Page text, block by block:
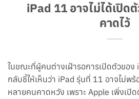
iPad 11 อาจไม่ได้เปิด
คาดไว้
ในขณะที่ผู้คนต่างเฝ้ารอการเปิดตัวของ
กลับชี้ให้เห็นว่า iPad รุ่นที่ 11 อาจไม่พ
หลายคนคาดหวัง เพราะ Apple เพิ่งเปิ